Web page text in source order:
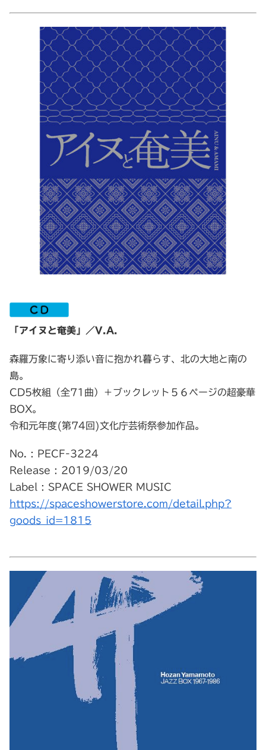
「アイヌと奄美」／V.A.
森羅万象に寄り添い音に抱かれ暮らす、北の大地と南の
島。
CD5枚組（全71曲）＋ブックレット５６ページの超豪華
BOX。
令和元年度(第74回)文化庁芸術祭参加作品。
No. : PECF-3224
Release : 2019/03/20
Label : SPACE SHOWER MUSIC
https://spaceshowerstore.com/detail.php?
goods_id=1815